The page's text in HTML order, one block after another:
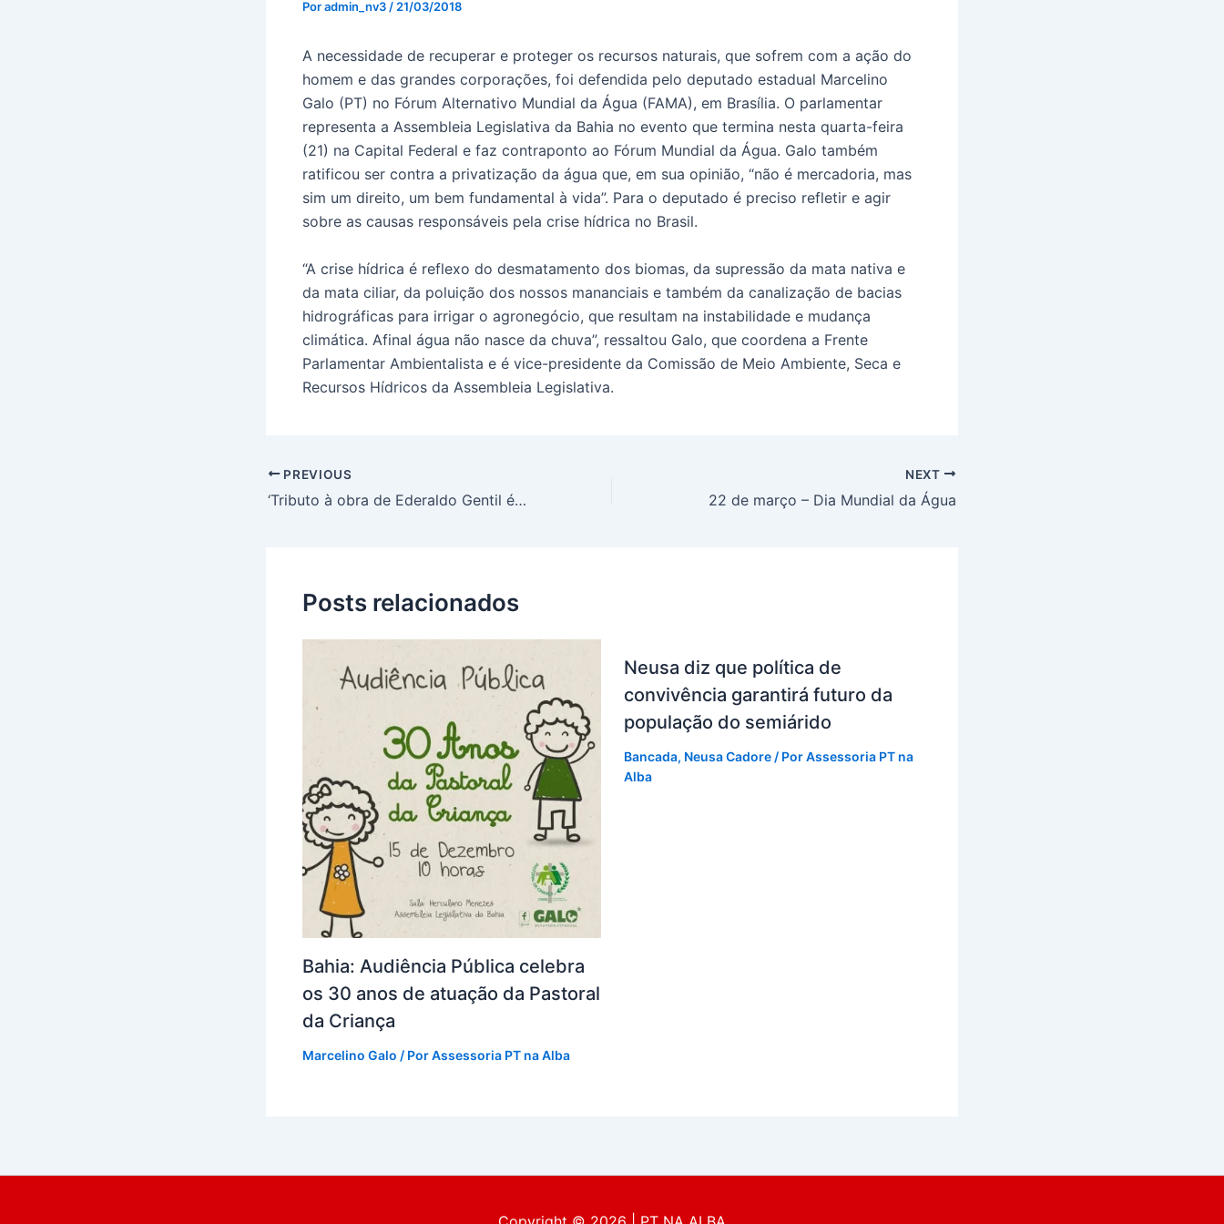
Poradmin_nv3 / 21/03/2018
A necessidade de recuperar e proteger os recursos naturais, que sofrem com a ação do
homem e das grandes corporações, foi defendida pelo deputado estadual Marcelino
Galo (PT) no Fórum Alternativo Mundial da Água (FAMA), em Brasília. O parlamentar
representa a Assembleia Legislativa da Bahia no evento que termina nesta quarta-feira
(21) na Capital Federal e faz contraponto ao Fórum Mundial da Água. Galo também
ratificou ser contra a privatização da água que, em sua opinião, “não é mercadoria, mas
sim um direito, um bem fundamental à vida”. Para o deputado é preciso refletir e agir
sobre as causas responsáveis pela crise hídrica no Brasil.
“A crise hídrica é reflexo do desmatamento dos biomas, da supressão da mata nativa e
da mata ciliar, da poluição dos nossos mananciais e também da canalização de bacias
hidrográficas para irrigar o agronegócio, que resultam na instabilidade e mudança
climática. Afinal água não nasce da chuva”, ressaltou Galo, que coordena a Frente
Parlamentar Ambientalista e é vice-presidente da Comissão de Meio Ambiente, Seca e
Recursos Hídricos da Assembleia Legislativa.
PREVIOUS
‘Tributo à obra de Ederaldo Gentil é justo’, diz Luiza Maia
NEXT
22 de março – Dia Mundial da Água
Posts relacionados
Bahia: Audiência Pública celebra
os 30 anos de atuação da Pastoral
da Criança
Marcelino Galo / PorAssessoria PT na Alba
Neusa diz que política de
convivência garantirá futuro da
população do semiárido
Bancada, Neusa Cadore/ PorAssessoria PT na
Alba